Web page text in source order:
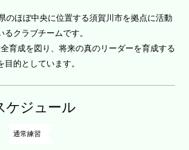
のほぼ中央に位置する須賀川市を拠点に活動
るクラブチームです。
育成を図り、将来の真のリーダーを育成する
目的としています。
ケジュール
通常練習